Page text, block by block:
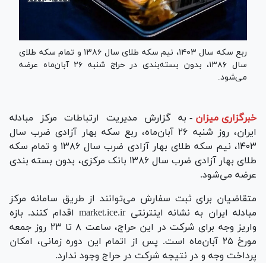
ربع سکه سال ۱۴۰۳، نیم سکه طلای سال ۱۳۸۶ و تمام سکه طلای
سال ۱۳۸۶، بدون بسته‌بندی در حراج شنبه ۲۶ آبان‌ماه عرضه
می‌شود.
خبرگزاری میزان - به گزارش مدیریت ارتباطات مرکز مبادله
ایران، روز شنبه ۲۶ آبان‌ماه، ربع سکه بهار آزادی ضرب سال
۱۴۰۳، نیم سکه طلای بهار آزادی ضرب سال ۱۳۸۶ و تمام سکه
طلای بهار آزادی ضرب سال ۱۳۸۶ بانک مرکزی، بدون بسته بندی
عرضه می‌شود.
متقاضیان برای ثبت سفارش می‌توانند از طریق سامانه مرکز
مبادله ایران به نشانه اینترنتی market.ice.ir اقدام کنند. بازه
واریز وجه برای شرکت در این حراج، ساعت ۸ تا ۲۳ روز جمعه
مورخ ۲۵ آبان‌ماه است. پس از اتمام این دوره زمانی، امکان
پرداخت وجه و در نتیجه شرکت در حراج وجود ندارد.